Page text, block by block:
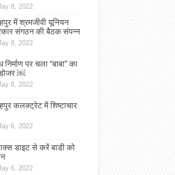
8, 2022
में श्रमजीवी यूनियन
संगठन की बैठक संपन्न
8, 2022
पर चला “बाबा” का
￼
8, 2022
कलक्ट्रेट में शिष्टाचार
6, 2022
डाइट से करें बाडी को
6, 2022